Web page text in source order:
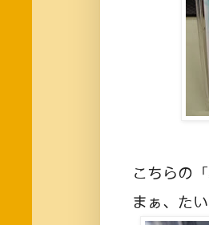
こちらの
まぁ、た